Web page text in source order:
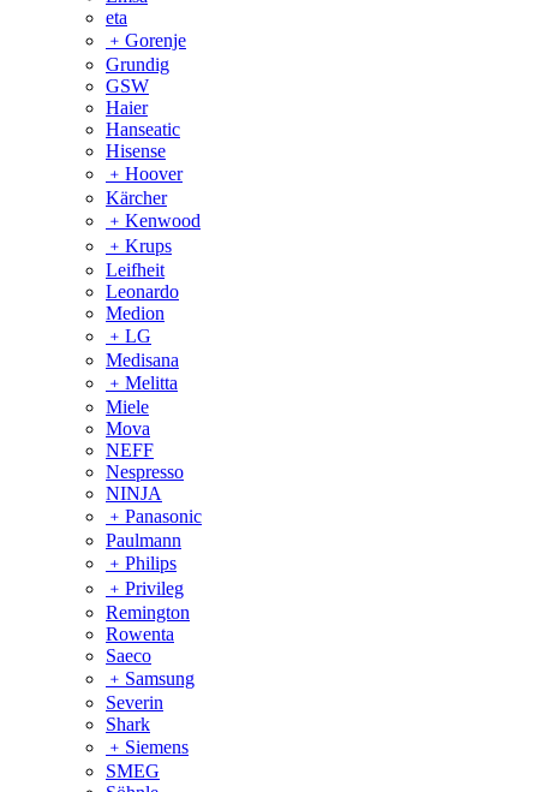
eta
﹢ Gorenje
Grundig
GSW
Haier
Hanseatic
Hisense
﹢ Hoover
Kärcher
﹢ Kenwood
﹢ Krups
Leifheit
Leonardo
Medion
﹢ LG
Medisana
﹢ Melitta
Miele
Mova
NEFF
Nespresso
NINJA
﹢ Panasonic
Paulmann
﹢ Philips
﹢ Privileg
Remington
Rowenta
Saeco
﹢ Samsung
Severin
Shark
﹢ Siemens
SMEG